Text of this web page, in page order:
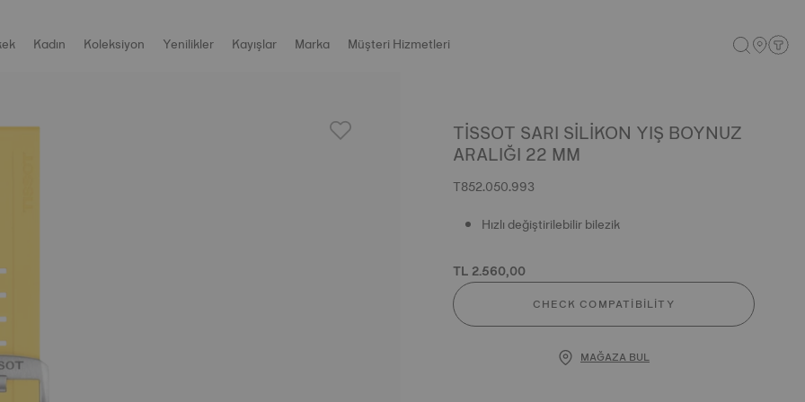
Kadın Koleksiyon Yenilikler Kayışlar Marka Müşteri Hizmetleri
TISSOT SARI SILIKON YIŞ BOYNUZ
ARALIĞI 22 MM
T852.050.993
Hızlı değiştirilebilir bilezik
TL 2.560,00
CHECK COMPATIBILITY
MAĞAZA BUL